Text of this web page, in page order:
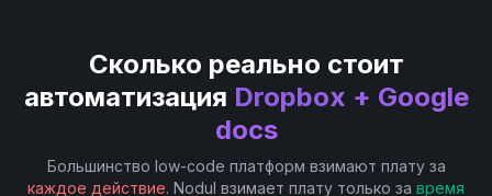
Move a File or Folder
Rename a File or Folder
Restore a File
Сколько реально стоит
автоматизация Dropbox + Google
docs
Большинство low-code платформ взимают плату за
каждое действие. Nodul взимает плату только за время